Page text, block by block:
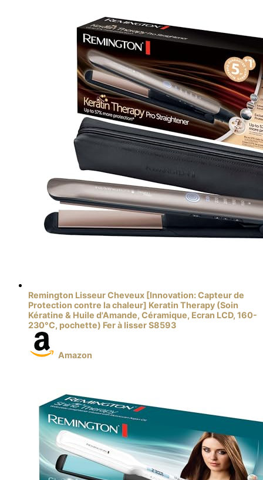
Remington Lisseur Cheveux [Innovation: Capteur de
Protection contre la chaleur] Keratin Therapy (Soin
Kératine & Huile d'Amande, Céramique, Ecran LCD, 160-
230°C, pochette) Fer à lisser S8593
Amazon